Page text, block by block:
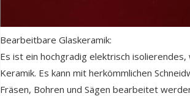
Bearbeitbare Glaskeramik:
Es ist ein hochgradig elektrisch
Keramik. Es kann mit herkömmlichen
Fräsen, Bohren und Sägen bearbeitet